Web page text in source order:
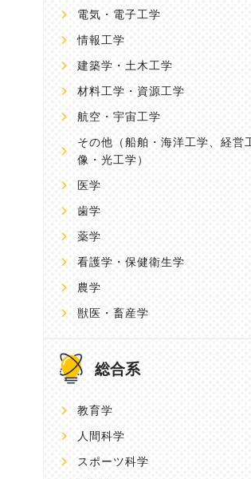
電気・電子工学
情報工学
建築学・土木工学
材料工学・資源工学
航空・宇宙工学
その他 （船舶・海洋工学、経営
像・光工学）
医学
歯学
薬学
看護学・保健衛生学
農学
獣医・畜産学
総合系
教育学
人間科学
スポーツ科学